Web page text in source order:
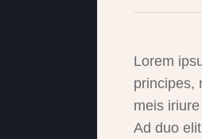
Lorem
principes,
meis
Ad duo